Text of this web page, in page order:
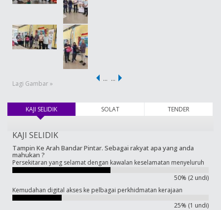
Lagi Gambar »
… …
KAJI SELIDIK(tab aktif) SOLAT TENDER
KAJI SELIDIK
Tampin Ke Arah Bandar Pintar. Sebagai rakyat apa yang anda
mahukan ?
Persekitaran yang selamat dengan kawalan keselamatan menyeluruh
50% (2 undi)
Kemudahan digital akses ke pelbagai perkhidmatan kerajaan
25% (1 undi)